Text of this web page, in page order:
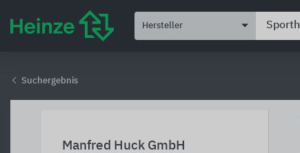
Hersteller
Suchergebnis
Manfred Huck GmbH